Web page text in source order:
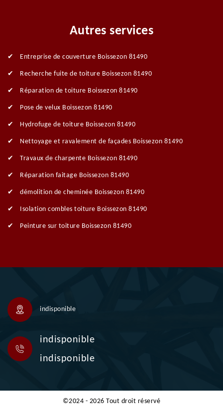
Autres services
Entreprise de couverture Boissezon 81490
Recherche fuite de toiture Boissezon 81490
Réparation de toiture Boissezon 81490
Pose de velux Boissezon 81490
Hydrofuge de toiture Boissezon 81490
Nettoyage et ravalement de façades Boissezon 81490
Travaux de charpente Boissezon 81490
Réparation faitage Boissezon 81490
démolition de cheminée Boissezon 81490
Isolation combles toiture Boissezon 81490
Peinture sur toiture Boissezon 81490
indisponible
indisponible
indisponible
©2024 - 2026 Tout droit réservé